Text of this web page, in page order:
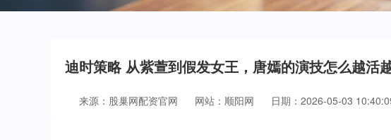
迪时策略 从紫萱到假发女王，唐嫣的演技怎么越活
来源：股巢网配资官网 网站：顺阳网 日期：2026-05-03